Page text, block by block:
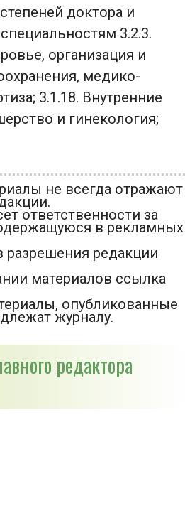
доктора и
3.2.3.
организация и
медико-
3.1.18. Внутренние
и гинекология;
не всегда отражают
ответственности за
в рекламных
разрешения редакции
материалов ссылка
опубликованные
журналу.
редактора